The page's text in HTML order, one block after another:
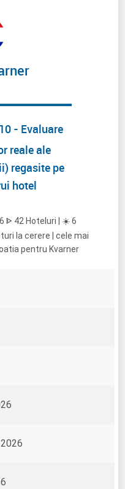
- Evaluare
reale ale
regasite pe
hotel
ᐈ 42 Hoteluri | ☀️ 6
la cerere | cele mai
pentru Kvarner